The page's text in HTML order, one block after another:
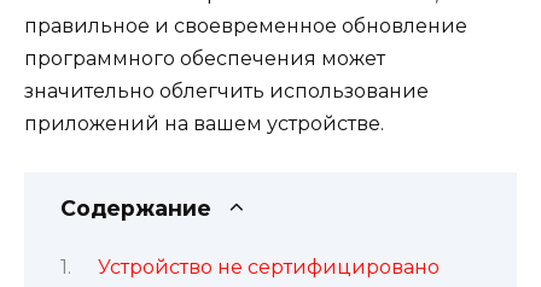
правильное и своевременное обновление
программного обеспечения может
значительно облегчить использование
приложений на вашем устройстве.
Содержание
Устройство не сертифицировано